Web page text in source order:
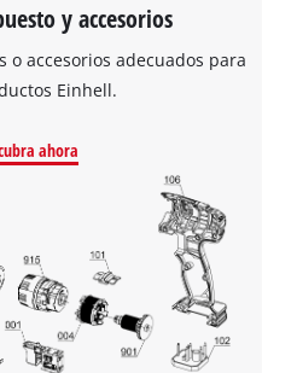
y accesorios
o accesorios adecuados para
Einhell.
ahora